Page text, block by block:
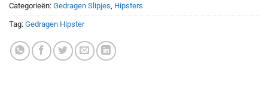
Categorieën: Gedragen Slipjes Hipsters
Tag: Gedragen Hipster